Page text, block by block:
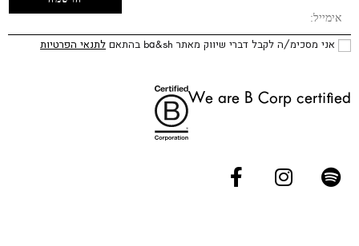
אני מסכימ/ה לקבל דברי שיווק מאתר ba&sh בהתאם לתנאי הפרטיות
We are B Corp certified